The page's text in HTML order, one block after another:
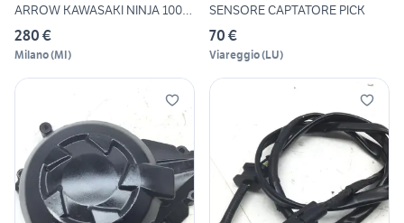
ARROW KAWASAKI NINJA 1000
SX 202
280 €
Milano(MI)
SENSORE CAPTATORE PICK
70 €
Viareggio(LU)